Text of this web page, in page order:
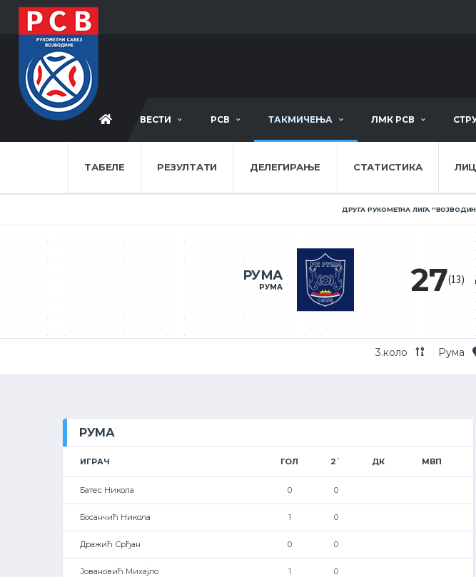
ВЕСТИ РСВ ТАКМИЧЕЊА ЛМК РСВ
ТАБЕЛЕ РЕЗУЛТАТИ ДЕЛЕГИРАЊЕ СТАТИСТИКА
ДРУГА РУКОМЕТНА ЛИГА
РУМА
РУМА 27(13)
3.коло Рума
РУМА
ИГРАЧ ГОЛ 2` ДК МВП
Батес Никола 0 0
Босанчић Никола 1 0
Дражић Срђан 0 0
Јовановић Михајло 1 0